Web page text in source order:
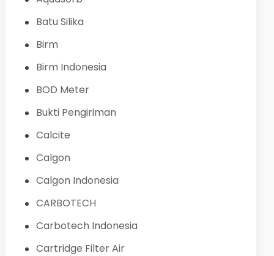
Batu Silika
Birm
Birm Indonesia
BOD Meter
Bukti Pengiriman
Calcite
Calgon
Calgon Indonesia
CARBOTECH
Carbotech Indonesia
Cartridge Filter Air